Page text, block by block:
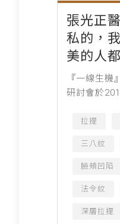
張光正
私的，
美的人
『一線生
研討會於
注線雕技術
拉提
三八紋
臉頰凹陷
法令紋
深層拉提